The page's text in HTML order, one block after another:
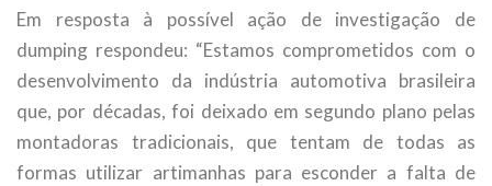
Em resposta à possível ação de investigação de
dumping respondeu: “Estamos comprometidos com o
desenvolvimento da indústria automotiva brasileira
que, por décadas, foi deixado em segundo plano pelas
montadoras tradicionais, que tentam de todas as
formas utilizar artimanhas para esconder a falta de